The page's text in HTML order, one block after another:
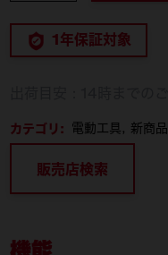
1年保証対象
カテゴリ: 電動工具 新商品
販売店検索
機能